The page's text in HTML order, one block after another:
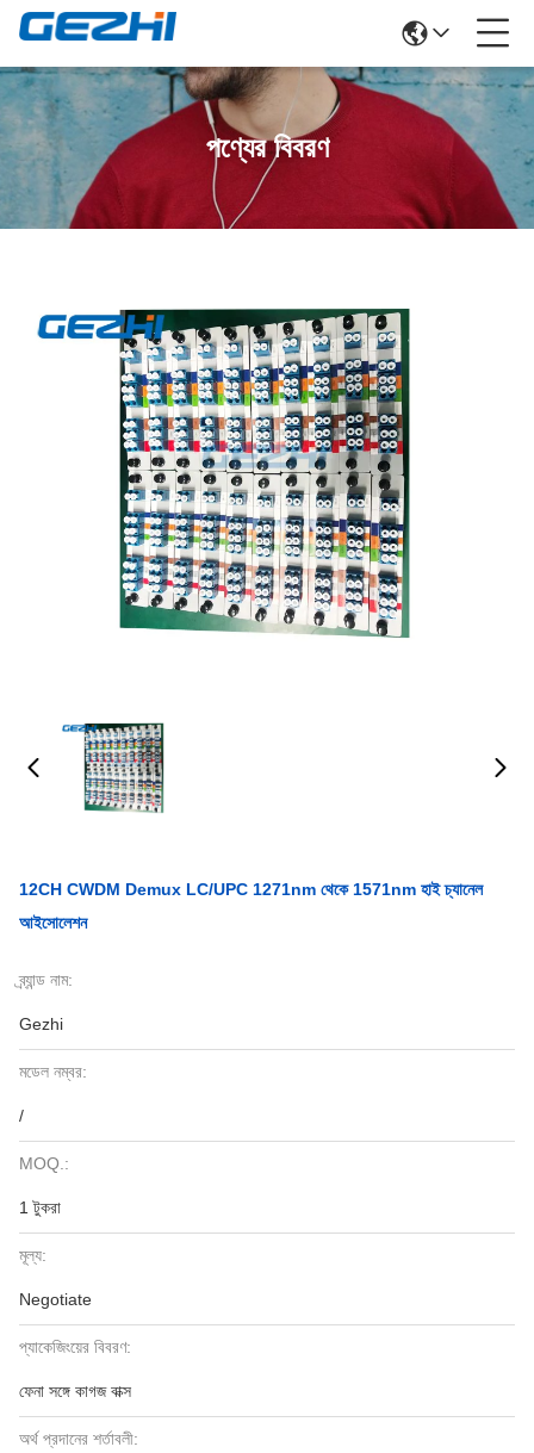
পণ্যের বিবরণ
12CH CWDM Demux LC/UPC 1271nm থেকে 1571nm হাই চ্যানেল
আইসোলেশন
ব্র্যান্ড নাম:
Gezhi
মডেল নম্বর:
/
MOQ.:
1 টুকরা
মূল্য:
Negotiate
প্যাকেজিংয়ের বিবরণ:
ফেনা সঙ্গে কাগজ বাক্স
অর্থ প্রদানের শর্তাবলী: